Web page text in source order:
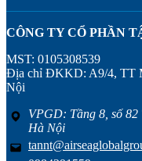
CÔNG TY CỔ PHẦN
MST: 0105308539
Địa chỉ ĐKKD: A9/4, TT
Nội
VPGD: Tầng 8, số
Hà Nội